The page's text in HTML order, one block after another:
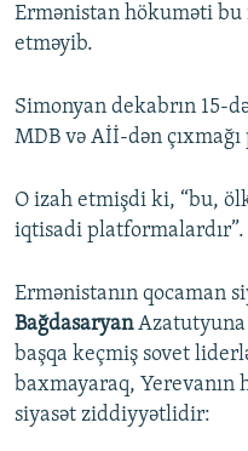
Ermənistan hökuməti bu
etməyib.
Simonyan dekabrın 15-
MDB və Aİİ-dən çıxmağı
O izah etmişdi ki, “bu,
iqtisadi platformalardır”.
Ermənistanın qocaman
BağdasaryanAzatutyuna
başqa keçmiş sovet
baxmayaraq,
siyasət ziddiyyətlidir: